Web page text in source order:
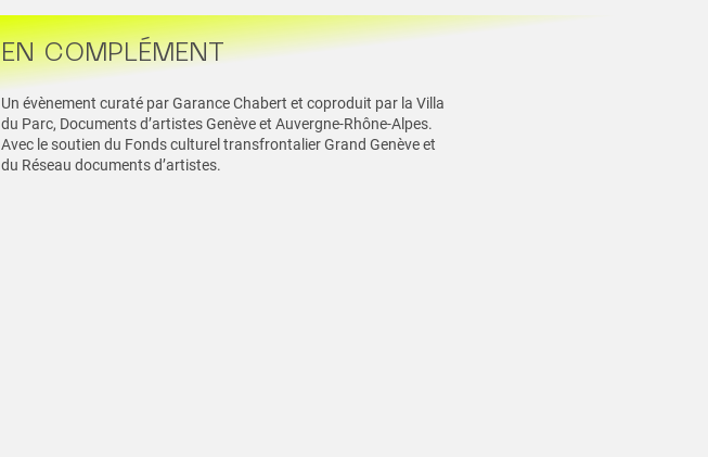
EN COMPLÉMENT
Un évènement curaté par Garance Chabert et coproduit par la Villa
du Parc, Documents d’artistes Genève et Auvergne-Rhône-Alpes.
Avec le soutien du Fonds culturel transfrontalier Grand Genève et
du Réseau documents d’artistes.